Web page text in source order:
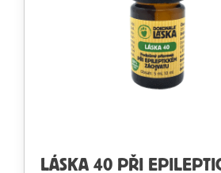
LÁSKA 40 PŘI